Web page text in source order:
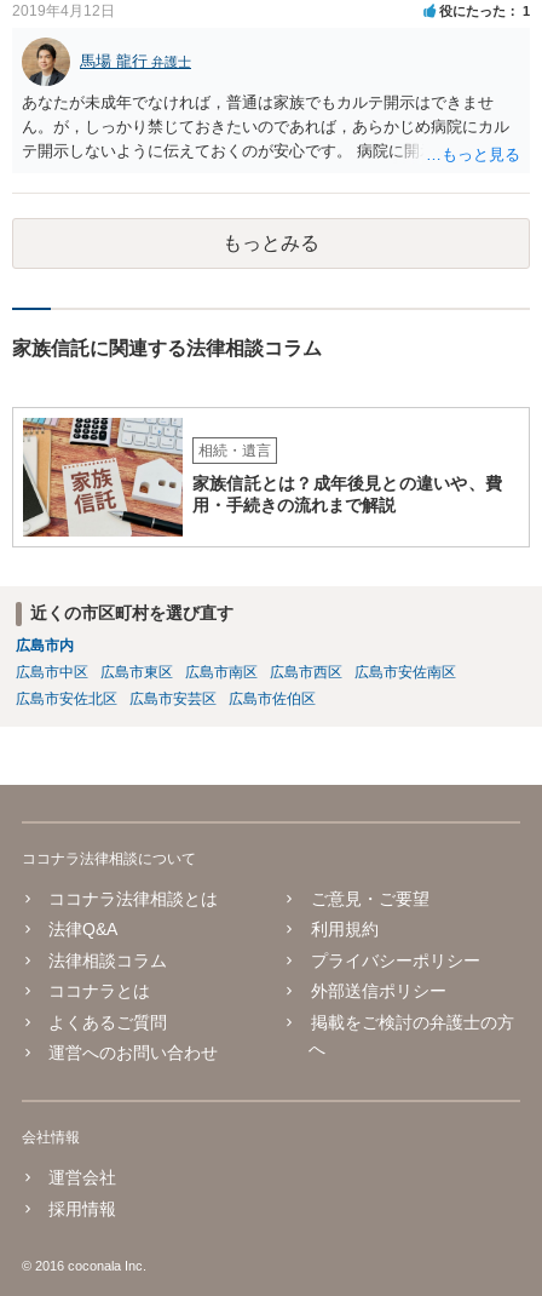
2019年4月12日 役にたった 1
馬場 龍行 弁護士
あなたが未成年でなければ，普通は家族でもカルテ開示はできませ
ん。が，しっかり禁じておきたいのであれば，あらかじめ病院にカル
テ開示しないように伝えておくのが安心です。 病院に開示しないよう
可能性は低いのでコストパフォーマンスとしてはどうかなという感じ
がします。
もっとみる
家族信託に関連する法律相談コラム
相続・遺言
家族信託とは？成年後見との違いや、費
用・手続きの流れまで解説
近くの市区町村を選び直す
広島市内
広島市中区
広島市東区 広島市南区 広島市西区
広島市安佐南区
広島市安佐北区
広島市安芸区 広島市佐伯区
ココナラ法律相談について
ココナラ法律相談とは
法律Q&A
法律相談コラム
ココナラとは
よくあるご質問
運営へのお問い合わせ
ご意見・ご要望
利用規約
プライバシーポリシー
外部送信ポリシー
掲載をご検討の弁護士の方
へ
会社情報
運営会社
採用情報
© 2016 coconala Inc.